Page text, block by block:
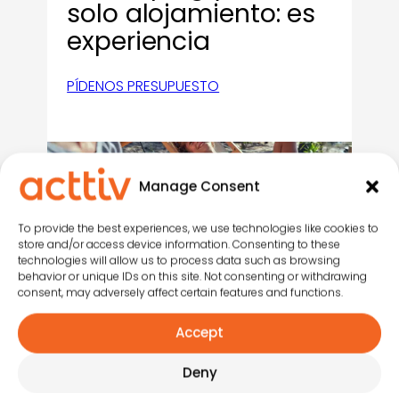
Manage Consent
To provide the best experiences, we use technologies like cookies to
store and/or access device information. Consenting to these
technologies will allow us to process data such as browsing
behavior or unique IDs on this site. Not consenting or withdrawing
consent, may adversely affect certain features and functions.
Accept
Deny
solo alojamiento: es
experiencia
PÍDENOS PRESUPUESTO
Servicios que te
pueden interesar…